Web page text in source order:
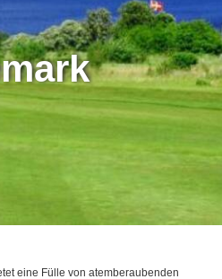
eine Fülle von atemberaubenden